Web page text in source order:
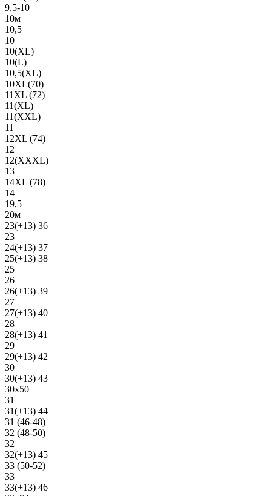
9,5-10
10м
10,5
10
10(XL)
10(L)
10,5(XL)
10XL(70)
11XL (72)
11(XL)
11(XXL)
11
12XL (74)
12
12(ХХХL)
13
14XL (78)
14
19,5
20м
23(+13) 36
23
24(+13) 37
25(+13) 38
25
26
26(+13) 39
27
27(+13) 40
28
28(+13) 41
29
29(+13) 42
30
30(+13) 43
30х50
31
31(+13) 44
31 (46-48)
32 (48-50)
32
32(+13) 45
33 (50-52)
33
33(+13) 46